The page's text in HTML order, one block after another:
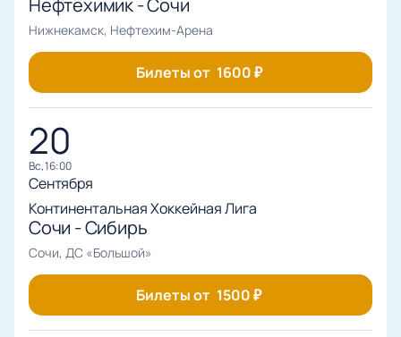
Нефтехимик - Сочи
Нижнекамск, Нефтехим-Арена
Билеты от 1600₽
20
вс, 16:00
Сентября
Континентальная Хоккейная Лига
Сочи - Сибирь
Сочи, ДС «Большой»
Билеты от 1500₽